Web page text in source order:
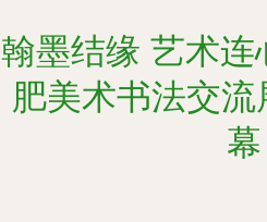
翰墨结缘 艺术
肥美术书法交流
幕